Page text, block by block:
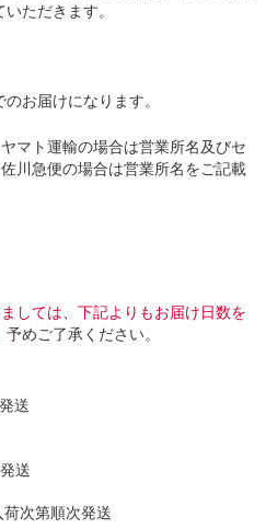
ただきます。
お届けになります。
マト運輸の場合は営業所名及びセ
川急便の場合は営業所名をご記載
しては、下記よりもお届け日数を
予めご了承ください。
送
送
次第順次発送